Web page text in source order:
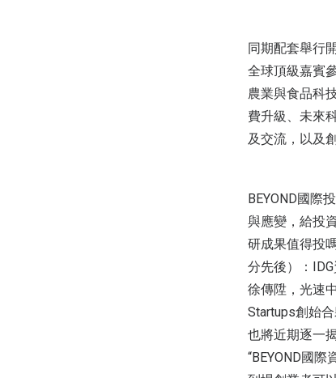
同期配套舉行
全球頂級嘉賓
農業與食品科
費升級、未來
及交流，以及
BEYOND國際
與應變，給投
研成果值得投
分先後）：
徐傳陞，光速
Startups創始
也將近期逐一
“BEYOND國